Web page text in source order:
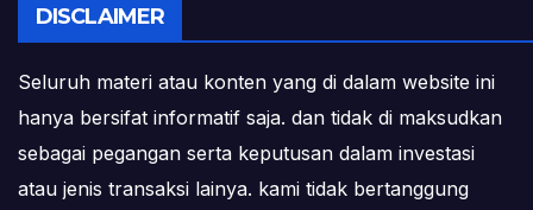
DISCLAIMER
Seluruh materi atau konten yang di dalam website ini
hanya bersifat informatif saja. dan tidak di maksudkan
sebagai pegangan serta keputusan dalam investasi
atau jenis transaksi lainya. kami tidak bertanggung